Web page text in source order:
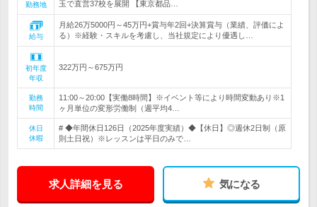
勤務地
玉で直営37校を展開 【東京都品…
給与
月給26万5000円～45万円+賞与年2回+決算賞与（業績、評価によ
る）※経験・スキルを考慮し、当社規定により優遇し…
初年度
年収
322万円～675万円
勤務
時間
11:00～20:00【実働8時間】※イベント等により時間変動あり※1
ヶ月単位の変形労働制（週平均4…
休日
休暇
# ◆年間休日126日（2025年度実績）◆【休日】◎週休2日制（原
則土日祝）※レッスンは平日のみで…
求人詳細を見る 気になる